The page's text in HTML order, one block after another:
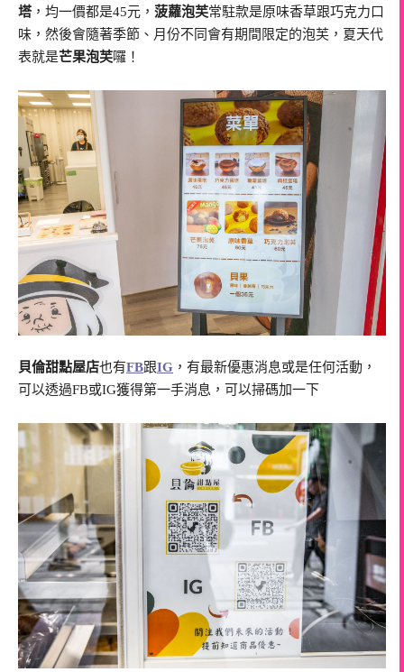
塔 ，均一價都是45元， 菠蘿泡芙常駐款是原味香草跟巧克力口
味，然後會隨著季節、月份不同會有期間限定的泡芙，夏天代
表就是芒果泡芙囉！
貝倫甜點屋店也有FB跟IG ，有最新優惠消息或是任何活動，
可以透過FB或IG獲得第一手消息，可以掃碼加一下